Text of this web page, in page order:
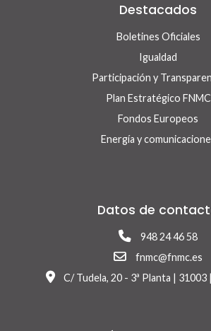
Destacados
Boletines Oficiales
Igualdad
Participación y
Plan Estratégico FNMC
Fondos Europeos
Energía y
Datos de
948 24 46 58
fnmc@fnmc.es
C/ Tudela, 20 - 3ª Planta |